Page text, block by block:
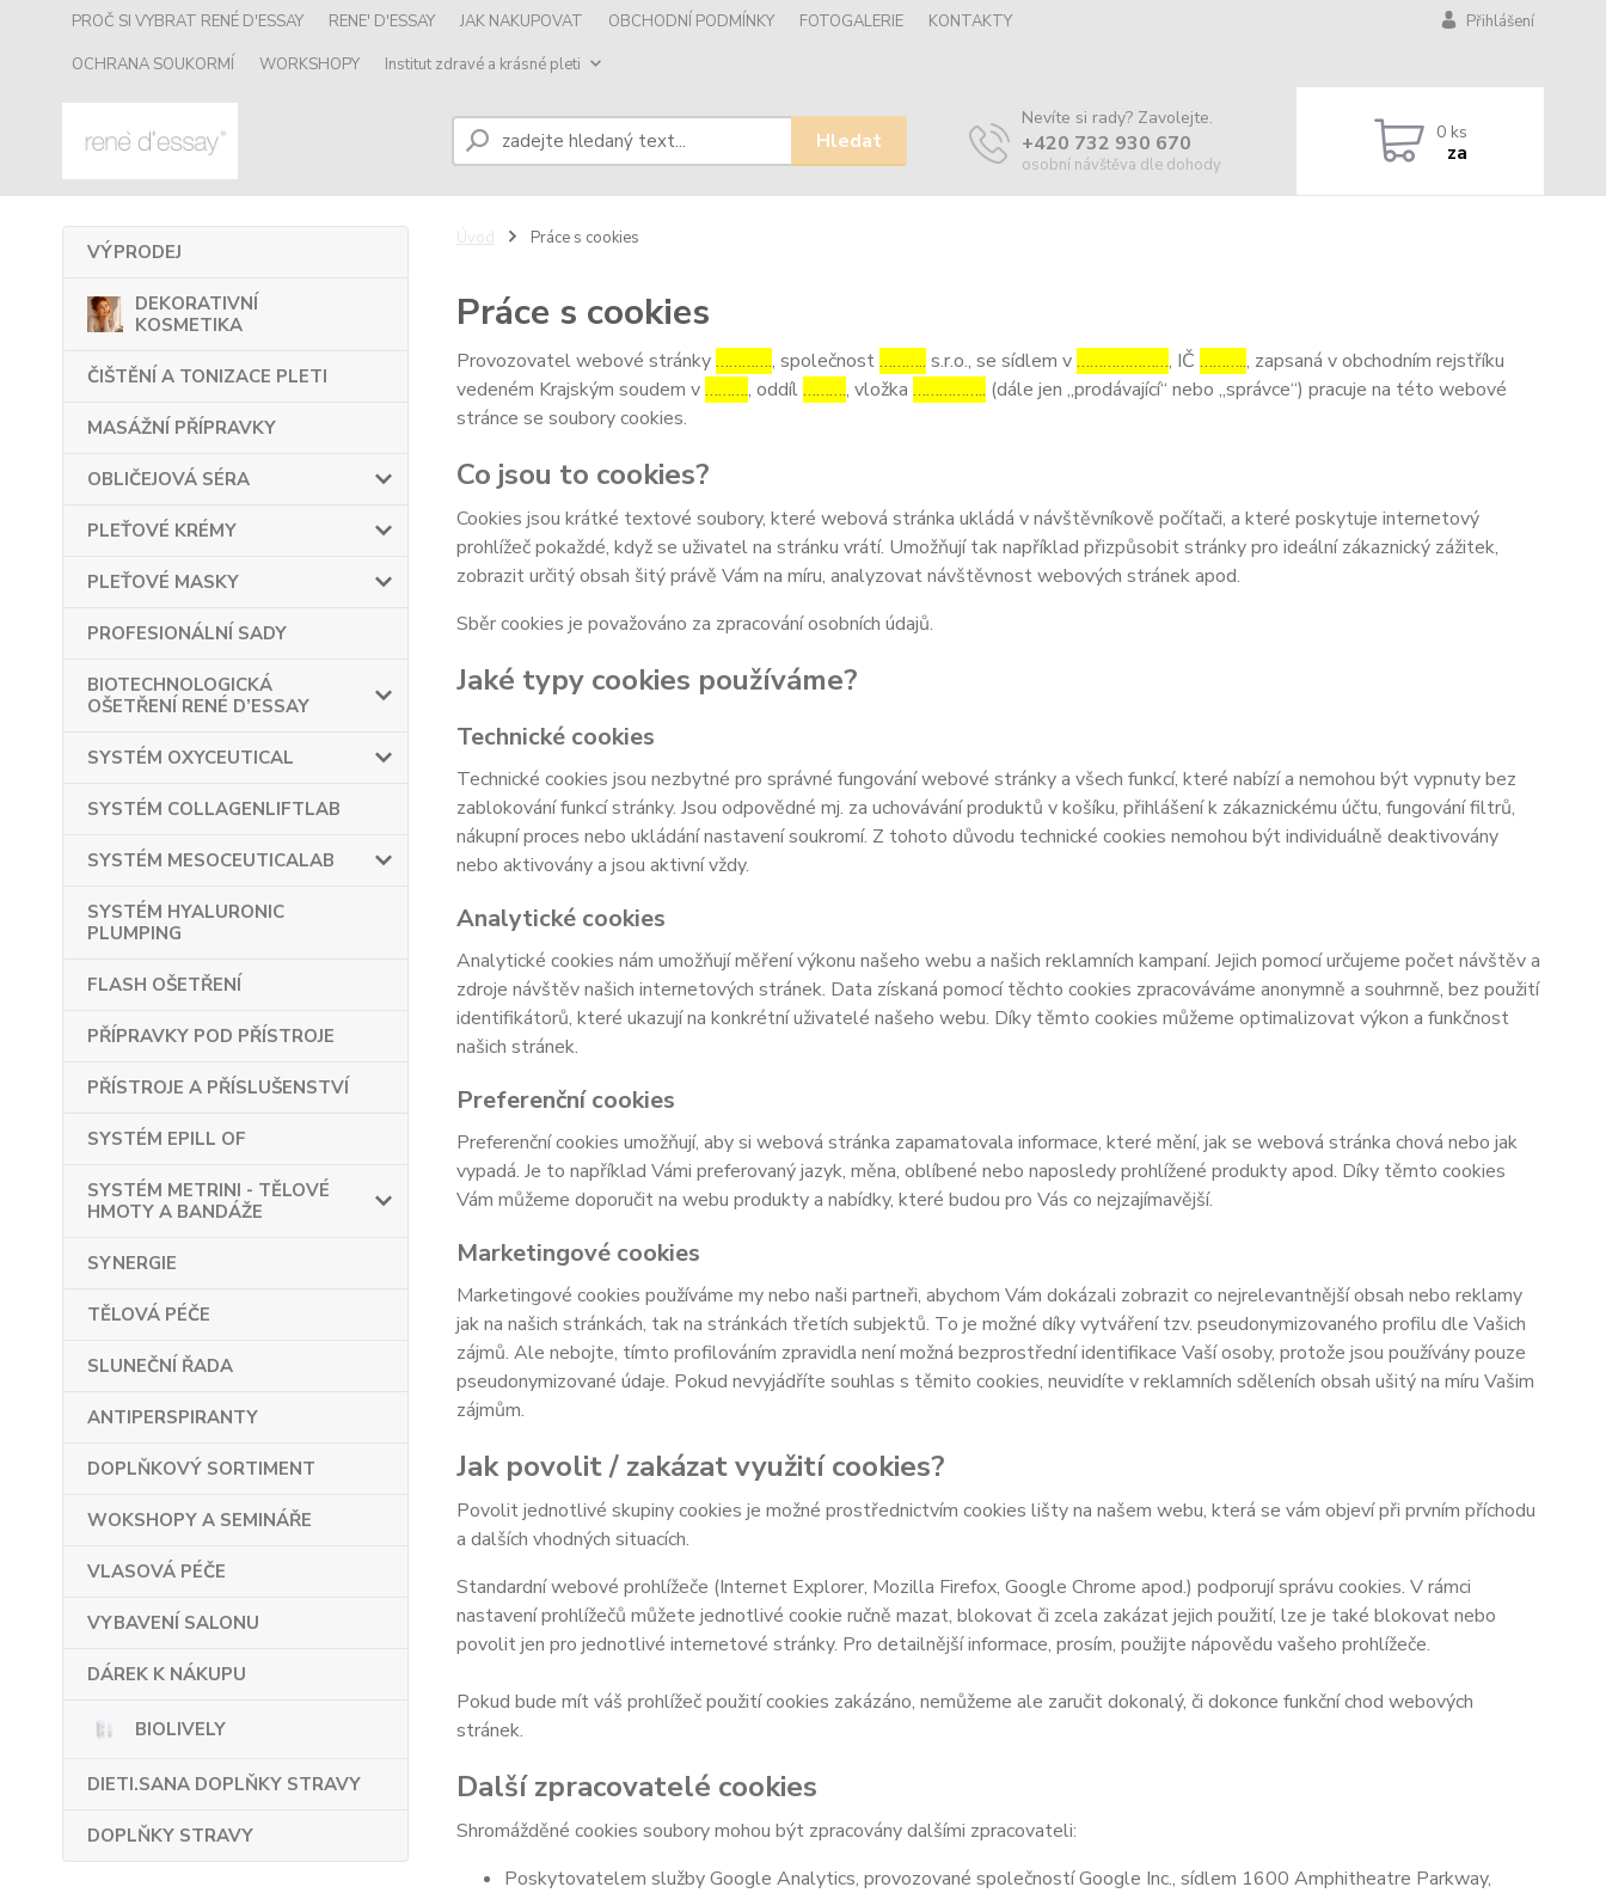
PROČ SI VYBRAT RENÉ D'ESSAY RENE' D'ESSAY JAK NAKUPOVAT OBCHODNÍ PODMÍNKY FOTOGALERIE
KONTAKTY
OCHRANA SOUKORMÍ
WORKSHOPY Institut zdravé a krásné pleti
Přihlášení
Hledat
Nevíte si rady? Zavolejte.
+420 732 930 670
osobní návštěva dle dohody
0 ks
za
VÝPRODEJ
DEKORATIVNÍ
KOSMETIKA
ČIŠTĚNÍ A TONIZACE PLETI
MASÁŽNÍ PŘÍPRAVKY
OBLIČEJOVÁ SÉRA
PLEŤOVÉ KRÉMY
PLEŤOVÉ MASKY
PROFESIONÁLNÍ SADY
BIOTECHNOLOGICKÁ
OŠETŘENÍ RENÉ D’ESSAY
SYSTÉM OXYCEUTICAL
SYSTÉM COLLAGENLIFTLAB
SYSTÉM MESOCEUTICALAB
SYSTÉM HYALURONIC
PLUMPING
FLASH OŠETŘENÍ
PŘÍPRAVKY POD PŘÍSTROJE
PŘÍSTROJE A PŘÍSLUŠENSTVÍ
SYSTÉM EPILL OF
SYSTÉM METRINI - TĚLOVÉ
HMOTY A BANDÁŽE
SYNERGIE
TĚLOVÁ PÉČE
SLUNEČNÍ ŘADA
ANTIPERSPIRANTY
DOPLŇKOVÝ SORTIMENT
WOKSHOPY A SEMINÁŘE
VLASOVÁ PÉČE
VYBAVENÍ SALONU
DÁREK K NÁKUPU
BIOLIVELY
DIETI.SANA DOPLŇKY STRAVY
DOPLŇKY STRAVY
Úvod Práce s cookies
Práce s cookies
Provozovatel webové stránky…………., společnost……….. s.r.o., se sídlem v…………………, IČ ……….., zapsaná v obchodním rejstříku
vedeném Krajským soudem v………., oddíl………., vložka …………….. (dále jen „prodávající“ nebo „správce“) pracuje na této webové
stránce se soubory cookies.
Co jsou to cookies?
Cookies jsou krátké textové soubory, které webová stránka ukládá v návštěvníkově počítači, a které poskytuje internetový
prohlížeč pokaždé, když se uživatel na stránku vrátí. Umožňují tak například přizpůsobit stránky pro ideální zákaznický zážitek,
zobrazit určitý obsah šitý právě Vám na míru, analyzovat návštěvnost webových stránek apod.
Sběr cookies je považováno za zpracování osobních údajů.
Jaké typy cookies používáme?
Technické cookies
Technické cookies jsou nezbytné pro správné fungování webové stránky a všech funkcí, které nabízí a nemohou být vypnuty bez
zablokování funkcí stránky. Jsou odpovědné mj. za uchovávání produktů v košíku, přihlášení k zákaznickému účtu, fungování filtrů,
nákupní proces nebo ukládání nastavení soukromí. Z tohoto důvodu technické cookies nemohou být individuálně deaktivovány
nebo aktivovány a jsou aktivní vždy.
Analytické cookies
Analytické cookies nám umožňují měření výkonu našeho webu a našich reklamních kampaní. Jejich pomocí určujeme počet návštěv a
zdroje návštěv našich internetových stránek. Data získaná pomocí těchto cookies zpracováváme anonymně a souhrnně, bez použití
identifikátorů, které ukazují na konkrétní uživatelé našeho webu. Díky těmto cookies můžeme optimalizovat výkon a funkčnost
našich stránek.
Preferenční cookies
Preferenční cookies umožňují, aby si webová stránka zapamatovala informace, které mění, jak se webová stránka chová nebo jak
vypadá. Je to například Vámi preferovaný jazyk, měna, oblíbené nebo naposledy prohlížené produkty apod. Díky těmto cookies
Vám můžeme doporučit na webu produkty a nabídky, které budou pro Vás co nejzajímavější.
Marketingové cookies
Marketingové cookies používáme my nebo naši partneři, abychom Vám dokázali zobrazit co nejrelevantnější obsah nebo reklamy
jak na našich stránkách, tak na stránkách třetích subjektů. To je možné díky vytváření tzv. pseudonymizovaného profilu dle Vašich
zájmů. Ale nebojte, tímto profilováním zpravidla není možná bezprostřední identifikace Vaší osoby, protože jsou používány pouze
pseudonymizované údaje. Pokud nevyjádříte souhlas s těmito cookies, neuvidíte v reklamních sděleních obsah ušitý na míru Vašim
zájmům.
Jak povolit / zakázat využití cookies?
Povolit jednotlivé skupiny cookies je možné prostřednictvím cookies lišty na našem webu, která se vám objeví při prvním příchodu
a dalších vhodných situacích.
Standardní webové prohlížeče (Internet Explorer, Mozilla Firefox, Google Chrome apod.) podporují správu cookies. V rámci
nastavení prohlížečů můžete jednotlivé cookie ručně mazat, blokovat či zcela zakázat jejich použití, lze je také blokovat nebo
povolit jen pro jednotlivé internetové stránky. Pro detailnější informace, prosím, použijte nápovědu vašeho prohlížeče.
Pokud bude mít váš prohlížeč použití cookies zakázáno, nemůžeme ale zaručit dokonalý, či dokonce funkční chod webových
stránek.
Další zpracovatelé cookies
Shromážděné cookies soubory mohou být zpracovány dalšími zpracovateli:
Poskytovatelem služby Google Analytics, provozované společností Google Inc., sídlem 1600 Amphitheatre Parkway,